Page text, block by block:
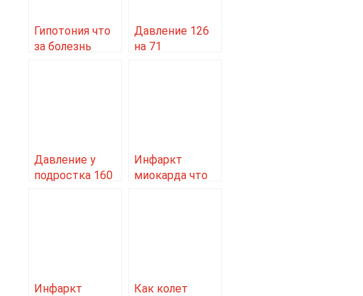
Гипотония что
за болезнь
Давление 126
на 71
Давление у
подростка 160
Инфаркт
миокарда что
Инфаркт
Как колет